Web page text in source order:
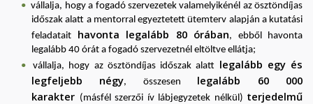
vállalja, hogy a fogadó szervezetek valamelyikénél az ösztöndíjas
időszak alatt a mentorral egyeztetett ütemterv alapján a kutatási
feladatait havonta legalább 80 órában, ebből havonta
legalább 40 órát a fogadó szervezetnél eltöltve ellátja;
vállalja, hogy az ösztöndíjas időszak alatt legalább egy és
legfeljebb négy, összesen legalább 60 000
karakter (másfél szerzői ív lábjegyzetek nélkül) terjedelmű